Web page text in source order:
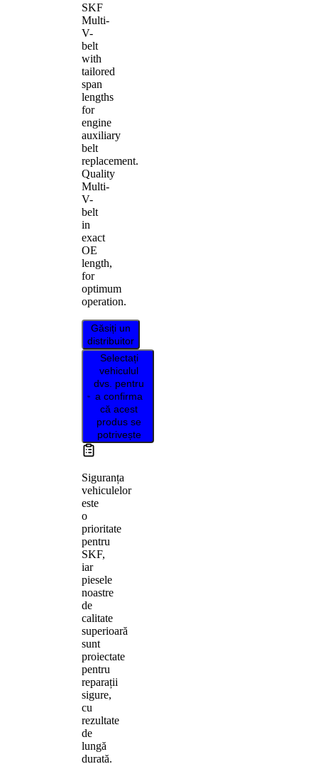
SKF
Multi-
V-
belt
with
tailored
span
lengths
for
engine
auxiliary
belt
replacement.
Quality
Multi-
V-
belt
in
exact
OE
length,
for
optimum
operation.
Găsiți un
distribuitor
Selectați
vehiculul
dvs. pentru
a confirma
că acest
produs se
potrivește
Siguranța
vehiculelor
este
o
prioritate
pentru
SKF,
iar
piesele
noastre
de
calitate
superioară
sunt
proiectate
pentru
reparații
sigure,
cu
rezultate
de
lungă
durată.